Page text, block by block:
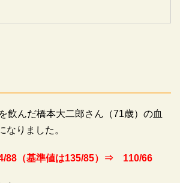
飲んだ橋本大二郎さん（71歳）の血
なりました。
88（基準値は135/85）⇒ 110/66